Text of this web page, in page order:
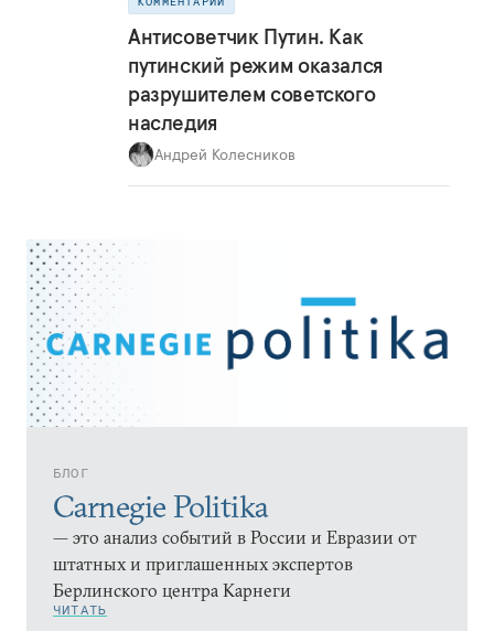
БЛОГ
Carnegie Politika
— это анализ событий в России и Евразии от
штатных и приглашенных экспертов
Берлинского центра Карнеги
ЧИТАТЬ
Антисоветчик Путин. Как
путинский режим оказался
разрушителем советского
наследия
Андрей Колесников